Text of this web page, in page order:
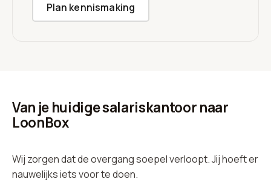
Plan kennismaking
Van je huidige salariskantoor naar
LoonBox
Wij zorgen dat de overgang soepel verloopt. Jij hoeft er
nauwelijks iets voor te doen.